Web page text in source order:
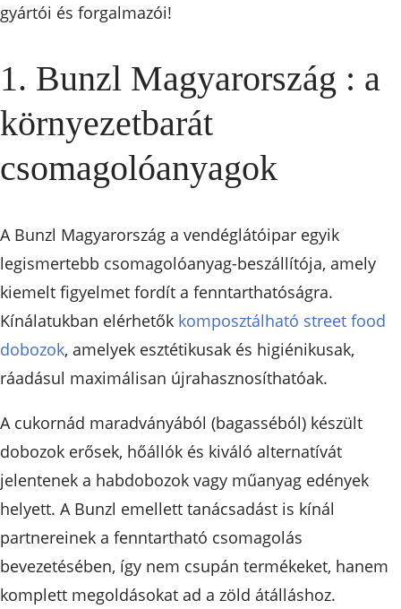
gyártói és forgalmazói!
1. Bunzl Magyarország : a
környezetbarát
csomagolóanyagok
A Bunzl Magyarország a vendéglátóipar egyik
legismertebb csomagolóanyag-beszállítója, amely
kiemelt figyelmet fordít a fenntarthatóságra.
Kínálatukban elérhetők komposztálható street food
dobozok, amelyek esztétikusak és higiénikusak,
ráadásul maximálisan újrahasznosíthatóak.
A cukornád maradványából (bagasséból) készült
dobozok erősek, hőállók és kiváló alternatívát
jelentenek a habdobozok vagy műanyag edények
helyett. A Bunzl emellett tanácsadást is kínál
partnereinek a fenntartható csomagolás
bevezetésében, így nem csupán termékeket, hanem
komplett megoldásokat ad a zöld átálláshoz.